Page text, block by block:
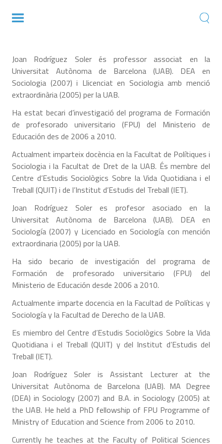
Joan Rodríguez Soler és professor associat en la
Universitat Autònoma de Barcelona (UAB). DEA en
Sociologia (2007) i Llicenciat en Sociologia amb menció
extraordinària (2005) per la UAB.
Ha estat becari d’investigació del programa de Formación
de profesorado universitario (FPU) del Ministerio de
Educación des de 2006 a 2010.
Actualment imparteix docència en la Facultat de Polítiques i
Sociologia i la Facultat de Dret de la UAB. És membre del
Centre d’Estudis Sociològics Sobre la Vida Quotidiana i el
Treball (QUIT) i de l’Institut d’Estudis del Treball (IET).
Joan Rodríguez Soler es profesor asociado en la
Universitat Autònoma de Barcelona (UAB). DEA en
Sociología (2007) y Licenciado en Sociología con mención
extraordinaria (2005) por la UAB.
Ha sido becario de investigación del programa de
Formación de profesorado universitario (FPU) del
Ministerio de Educación desde 2006 a 2010.
Actualmente imparte docencia en la Facultad de Políticas y
Sociología y la Facultad de Derecho de la UAB.
Es miembro del Centre d’Estudis Sociològics Sobre la Vida
Quotidiana i el Treball (QUIT) y del Institut d’Estudis del
Treball (IET).
Joan Rodríguez Soler is Assistant Lecturer at the
Universitat Autònoma de Barcelona (UAB). MA Degree
(DEA) in Sociology (2007) and B.A. in Sociology (2005) at
the UAB. He held a PhD fellowship of FPU Programme of
Ministry of Education and Science from 2006 to 2010.
Currently he teaches at the Faculty of Political Sciences